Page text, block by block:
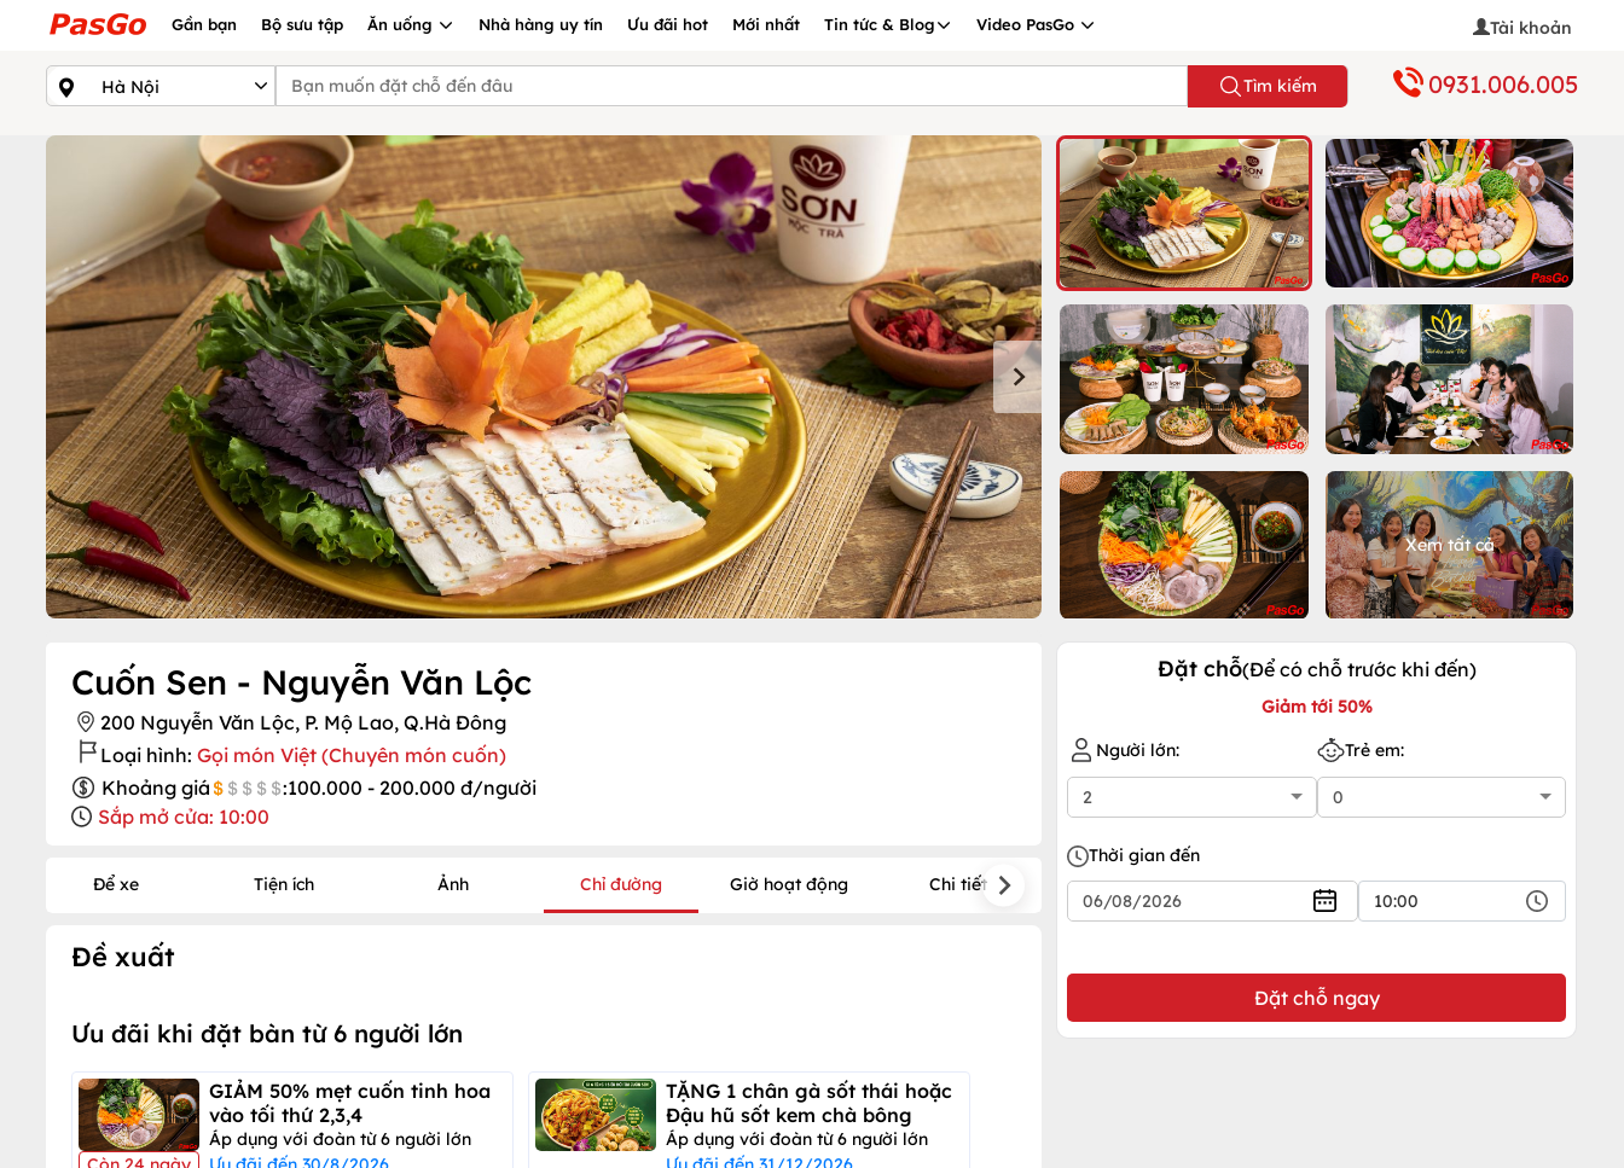
Gần bạn Bộ sưu tập Ăn uống Nhà hàng uy tín Ưu đãi hot Mới nhất Tin tức & Blog Video PasGo Tài khoản
Tìm kiếm 0931.006.005
Xem tất cả
Cuốn Sen - Nguyễn Văn Lộc
200 Nguyễn Văn Lộc, P. Mộ Lao, Q.Hà Đông
Loại hình: Gọi món Việt (Chuyên món cuốn)
Khoảng giá
:100.000 - 200.000 đ/người
Sắp mở cửa: 10:00
Để xe Tiện ích Ảnh Chỉ đường Giờ hoạt động Chi tiết
Đề xuất
Ưu đãi khi đặt bàn từ 6 người lớn
GIẢM 50% mẹt cuốn tinh hoa
vào tối thứ 2,3,4
Áp dụng với đoàn từ 6 người lớn
TẶNG 1 chân gà sốt thái hoặc
Đậu hũ sốt kem chà bông
Áp dụng với đoàn từ 6 người lớn
Đặt chỗ(Để có chỗ trước khi đến)
Giảm tới 50%
Người lớn:
Trẻ em:
Thời gian đến
10:00
Đặt chỗ ngay